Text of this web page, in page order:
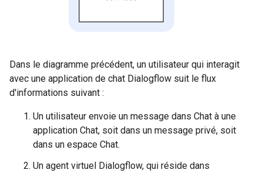
Dans le diagramme précédent, un utilisateur qui interagit
avec une application de chat Dialogflow suit le flux
d'informations suivant :
Un utilisateur envoie un message dans Chat à une
application Chat, soit dans un message privé, soit
dans un espace Chat.
Un agent virtuel Dialogflow, qui réside dans